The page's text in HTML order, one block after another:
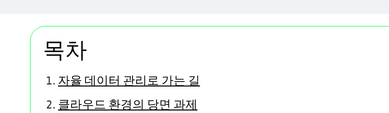
목차
자율 데이터 관리로 가는 길
클라우드 환경의 당면 과제